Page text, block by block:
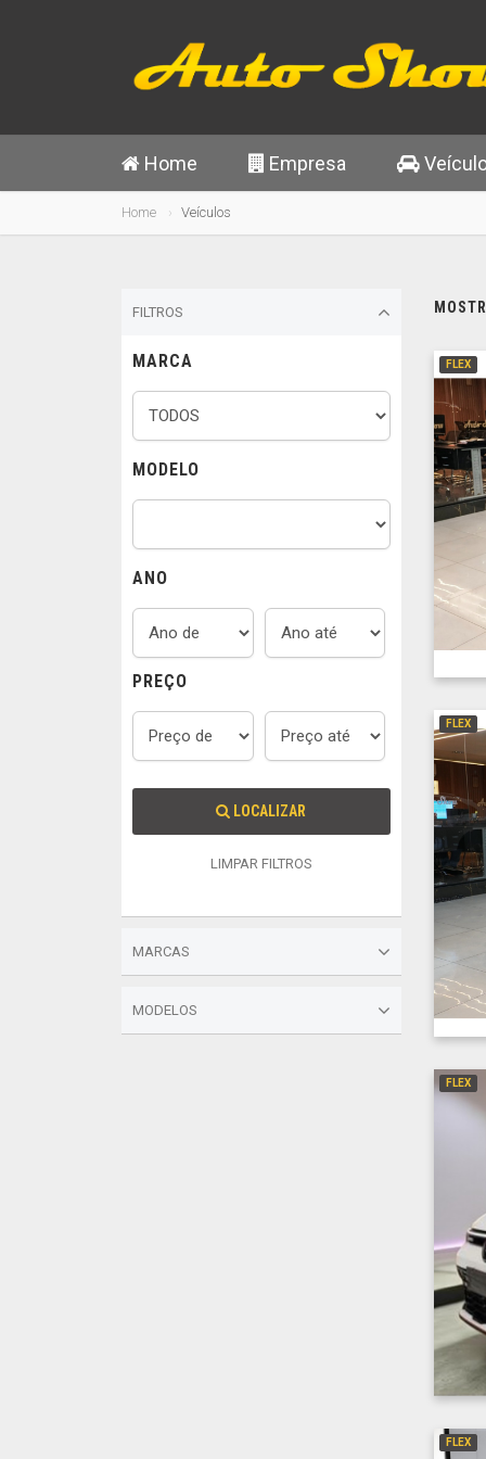
Home Empresa
Home Veículos
FILTROS
MARCA
MODELO
ANO
PREÇO
LOCALIZAR
LIMPAR FILTROS
MARCAS
MODELOS
FLEX
FLEX
FLEX
FLEX